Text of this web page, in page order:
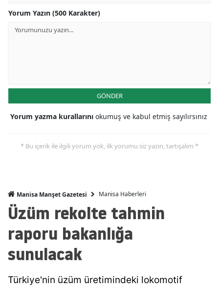
Yorum Yazın (500 Karakter)
GÖNDER
Yorum yazma kurallarını okumuş ve kabul etmiş sayılırsınız
* Bu içerik ile ilgili yorum yok, ilk yorumu siz yazın, tartışalım *
Manisa Manşet Gazetesi Manisa Haberleri
Üzüm rekolte tahmin
raporu bakanlığa
sunulacak
Türkiye'nin üzüm üretimindeki lokomotif